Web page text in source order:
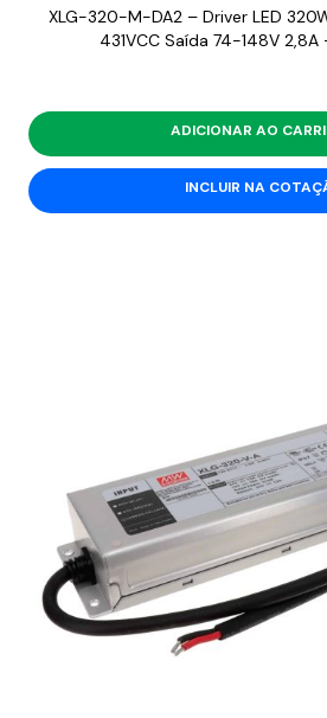
XLG-320-M-DA2 – Driver LED
431VCC Saída 74-148V 2,8A
ADICIONAR AO
INCLUIR NA